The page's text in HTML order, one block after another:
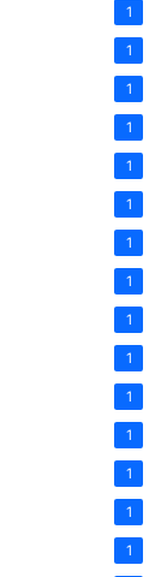
1
1
1
1
1
1
1
1
1
1
1
1
1
1
1